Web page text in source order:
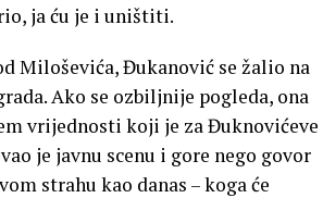
ja ću je i uništiti.
Miloševića, Đukanović se žalio na
Ako se ozbiljnije pogleda, ona
vrijednosti koji je za Đuknovićeve
je javnu scenu i gore nego govor
strahu kao danas – koga će